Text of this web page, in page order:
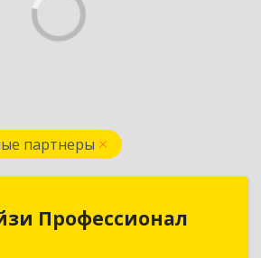
партнеры
Профессионал
Профессионал
обл, Арзамас г, Кирова